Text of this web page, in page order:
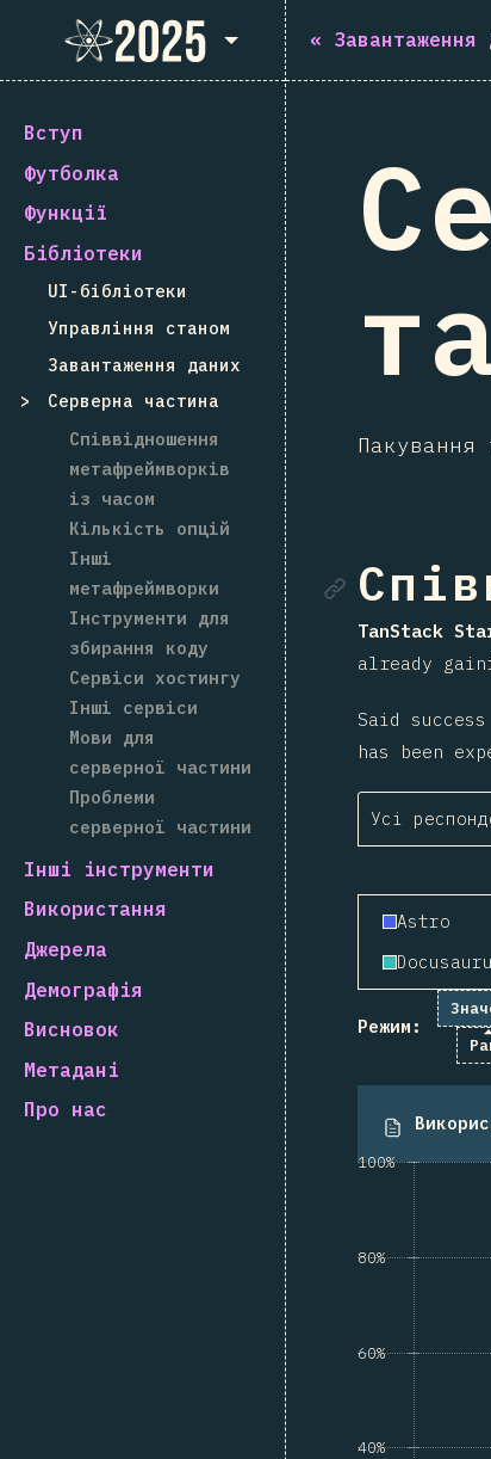
State of React 2025
Вступ
Футболка
Функції
Бібліотеки
UI-бібліотеки
Управління станом
Завантаження даних
Серверна частина
Співвідношення
метафреймворків
із часом
Кількість опцій
Інші
метафреймворки
Інструменти для
збирання коду
Сервіси хостингу
Інші сервіси
Мови для
серверної частини
Проблеми
серверної частини
Інші інструменти
Використання
Джерела
Демографія
Висновок
Метадані
Про нас
« Завантаження
Пакування
TanStack
already
Said
has been
Усі
Astro
Режим:
40%
60%
80%
100%